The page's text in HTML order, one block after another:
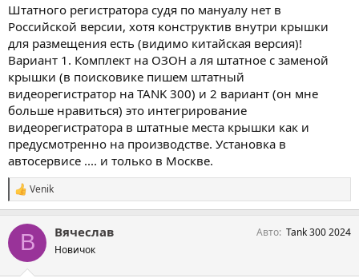
Штатного регистратора судя по мануалу нет в
Российской версии, хотя конструктив внутри крышки
для размещения есть (видимо китайская версия)!
Вариант 1. Комплект на ОЗОН а ля штатное с заменой
крышки (в поисковике пишем штатный
видеорегистратор на TANK 300) и 2 вариант (он мне
больше нравиться) это интегрирование
видеорегистратора в штатные места крышки как и
предусмотренно на производстве. Установка в
автосервисе .... и только в Москве.
С
и
п
т
Venik
В Вячеслав
Новичок
Авто Tank 300 2024